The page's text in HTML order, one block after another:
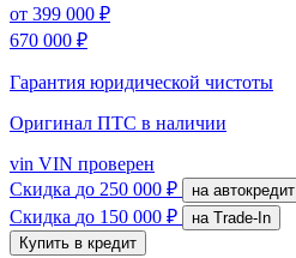
от 399 000 ₽
670 000 ₽
Гарантия юридической чистоты
Оригинал ПТС в наличии
vin VIN проверен
Скидка до 250 000 ₽ на автокредит
Скидка до 150 000 ₽
на Trade-In
Купить в кредит